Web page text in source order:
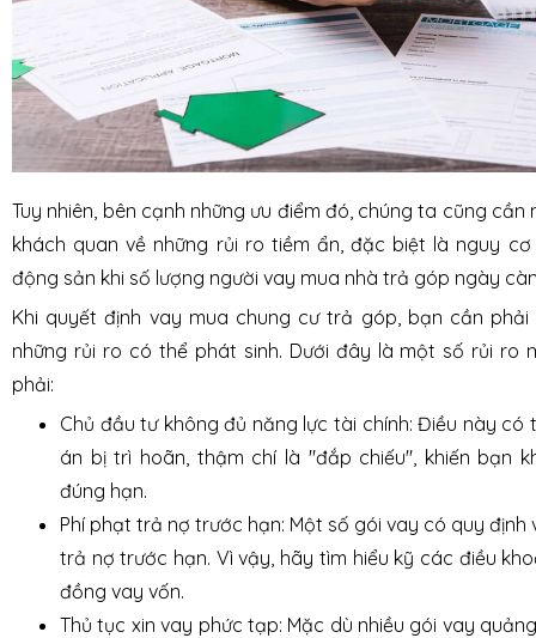
Tuy nhiên, bên cạnh những ưu điểm đó, chúng ta cũng cần
khách quan về những rủi ro tiềm ẩn, đặc biệt là nguy
động sản khi số lượng người vay mua nhà trả góp ngày
Khi quyết định vay mua chung cư trả góp, bạn cần
những rủi ro có thể phát sinh. Dưới đây là một số rủi ro
phải:
Chủ đầu tư không đủ năng lực tài chính: Điều này có
án bị trì hoãn, thậm chí là "đắp chiếu", khiến bạn
đúng hạn.
Phí phạt trả nợ trước hạn: Một số gói vay có quy định
trả nợ trước hạn. Vì vậy, hãy tìm hiểu kỹ các điều
đồng vay vốn.
Thủ tục xin vay phức tạp: Mặc dù nhiều gói vay